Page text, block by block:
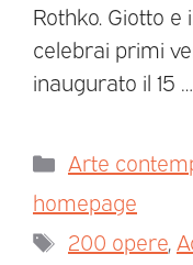
Rothko. Giotto
celebrai primi
inaugurato il 15 …
Arte
homepage
200 opere